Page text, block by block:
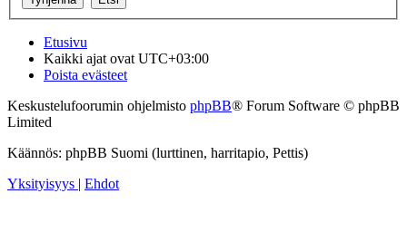
Etusivu
Kaikki ajat ovat UTC+03:00
Poista evästeet
Keskustelufoorumin ohjelmisto phpBB® Forum Software © phpBB
Limited
Käännös: phpBB Suomi (lurttinen, harritapio, Pettis)
Yksityisyys | Ehdot